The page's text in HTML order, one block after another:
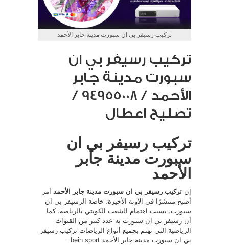
تركيب رسيفر بي ان سبورت مدينة جابر الأحمد
تركيب رسيفر بي ان
سبورت مدينة جابر
الأحمد / 94955008 /
تصليح اعطال
تركيب رسيفر بي ان
سبورت مدينة جابر
الأحمد
إن تركيب رسيفر بي ان سبورت مدينة جابر الأحمد أمر
أصبح منتشرًا في الآونة الأخيرة، خاصة الرسيفر بي ان
سبورت، بسبب اهتمام الشعب الكويتي بالرياضة، كما
أن رسيفر بي ان سبورت به عدد كبير من القنوات
الرياضية التي تهتم بجميع أنواع الرياضات تركيب رسيفر
بي ان سبورت مدينة جابر الأحمد bein sport